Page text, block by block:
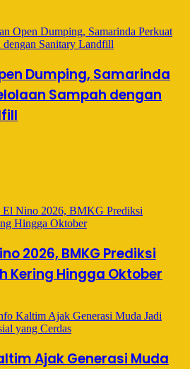
Dumping, Samarinda
Sampah dengan
2026, BMKG Prediksi
Kering Hingga Oktober
Ajak Generasi Muda